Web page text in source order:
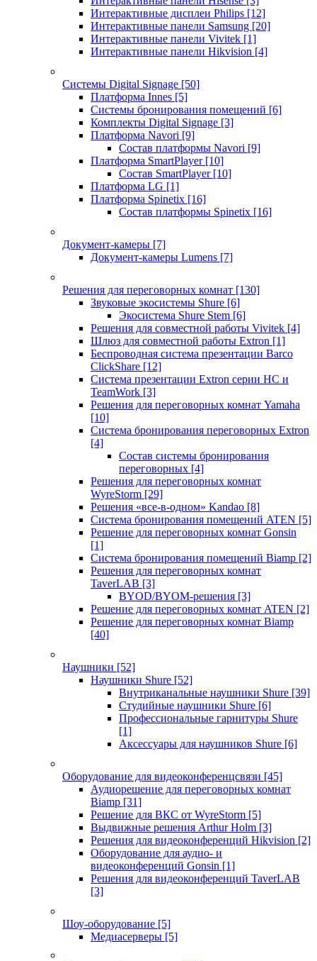
Интерактивные дисплеи Philips [12]
Интерактивные панели Samsung [20]
Интерактивные панели Vivitek [1]
Интерактивные панели Hikvision [4]
Системы Digital Signage [50]
Платформа Innes [5]
Системы бронирования помещений [6]
Комплекты Digital Signage [3]
Платформа Navori [9]
Состав платформы Navori [9]
Платформа SmartPlayer [10]
Состав SmartPlayer [10]
Платформа LG [1]
Платформа Spinetix [16]
Состав платформы Spinetix [16]
Документ-камеры [7]
Документ-камеры Lumens [7]
Решения для переговорных комнат [130]
Звуковые экосистемы Shure [6]
Экосистема Shure Stem [6]
Решения для совместной работы Vivitek [4]
Шлюз для совместной работы Extron [1]
Беспроводная система презентации Barco
ClickShare [12]
Система презентации Extron серии HC и
TeamWork [3]
Решения для переговорных комнат Yamaha
[10]
Система бронирования переговорных Extron
[4]
Состав системы бронирования
переговорных [4]
Решения для переговорных комнат
WyreStorm [29]
Решения «все-в-одном» Kandao [8]
Система бронирования помещений ATEN [5]
Решение для переговорных комнат Gonsin
[1]
Система бронирования помещений Biamp [2]
Решения для переговорных комнат
TaverLAB [3]
BYOD/BYOM-решения [3]
Решение для переговорных комнат ATEN [2]
Решение для переговорных комнат Biamp
[40]
Наушники [52]
Наушники Shure [52]
Внутриканальные наушники Shure [39]
Студийные наушники Shure [6]
Профессиональные гарнитуры Shure
[1]
Аксессуары для наушников Shure [6]
Оборудование для видеоконференцсвязи [45]
Аудиорешение для переговорных комнат
Biamp [31]
Решение для ВКС от WyreStorm [5]
Выдвижные решения Arthur Holm [3]
Решения для видеоконференций Hikvision [2]
Оборудование для аудио- и
видеоконференций Gonsin [1]
Решения для видеоконференций TaverLAB
[3]
Шоу-оборудование [5]
Медиасерверы [5]